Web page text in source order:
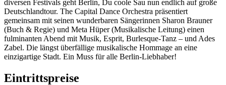
diversen Festivals geht Berlin, Du coole Sau nun endlich auf große
Deutschlandtour. The Capital Dance Orchestra präsentiert
gemeinsam mit seinen wunderbaren Sängerinnen Sharon Brauner
(Buch & Regie) und Meta Hüper (Musikalische Leitung) einen
fulminanten Abend mit Musik, Esprit, Burlesque-Tanz – und Ades
Zabel. Die längst überfällige musikalische Hommage an eine
einzigartige Stadt. Ein Muss für alle Berlin-Liebhaber!
Eintrittspreise